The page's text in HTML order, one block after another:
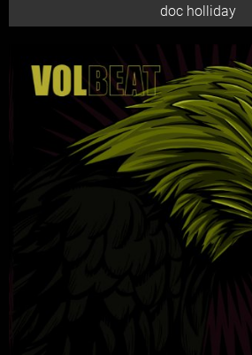
doc holliday